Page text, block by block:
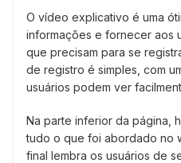
O vídeo explicativo é uma
informações e fornecer aos
que precisam para se
de registro é simples, com
usuários podem ver
Na parte inferior da página,
tudo o que foi abordado no
final lembra os usuários de